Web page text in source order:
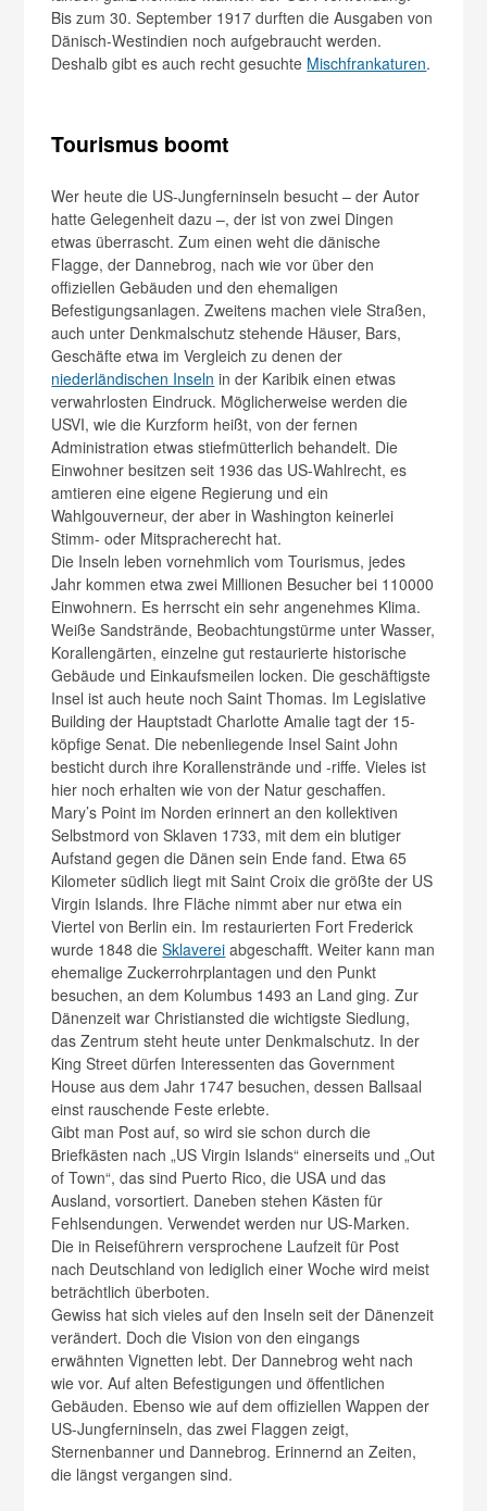
Bis zum 30. September 1917 durften die Ausgaben von
Dänisch-Westindien noch aufgebraucht werden.
Deshalb gibt es auch recht gesuchte Mischfrankaturen.
Tourismus boomt
Wer heute die US-Jungferninseln besucht – der Autor
hatte Gelegenheit dazu –, der ist von zwei Dingen
etwas überrascht. Zum einen weht die dänische
Flagge, der Dannebrog, nach wie vor über den
offiziellen Gebäuden und den ehemaligen
Befestigungsanlagen. Zweitens machen viele Straßen,
auch unter Denkmalschutz stehende Häuser, Bars,
Geschäfte etwa im Vergleich zu denen der
niederländischen Inseln in der Karibik einen etwas
verwahrlosten Eindruck. Möglicherweise werden die
USVI, wie die Kurzform heißt, von der fernen
Administration etwas stiefmütterlich behandelt. Die
Einwohner besitzen seit 1936 das US-Wahlrecht, es
amtieren eine eigene Regierung und ein
Wahlgouverneur, der aber in Washington keinerlei
Stimm- oder Mitspracherecht hat.
Die Inseln leben vornehmlich vom Tourismus, jedes
Jahr kommen etwa zwei Millionen Besucher bei 110000
Einwohnern. Es herrscht ein sehr angenehmes Klima.
Weiße Sandstrände, Beobachtungstürme unter Wasser,
Korallengärten, einzelne gut restaurierte historische
Gebäude und Einkaufsmeilen locken. Die geschäftigste
Insel ist auch heute noch Saint Thomas. Im Legislative
Building der Hauptstadt Charlotte Amalie tagt der 15-
köpfige Senat. Die nebenliegende Insel Saint John
besticht durch ihre Korallenstrände und -riffe. Vieles ist
hier noch erhalten wie von der Natur geschaffen.
Mary’s Point im Norden erinnert an den kollektiven
Selbstmord von Sklaven 1733, mit dem ein blutiger
Aufstand gegen die Dänen sein Ende fand. Etwa 65
Kilometer südlich liegt mit Saint Croix die größte der US
Virgin Islands. Ihre Fläche nimmt aber nur etwa ein
Viertel von Berlin ein. Im restaurierten Fort Frederick
wurde 1848 dieSklaverei abgeschafft. Weiter kann man
ehemalige Zuckerrohrplantagen und den Punkt
besuchen, an dem Kolumbus 1493 an Land ging. Zur
Dänenzeit war Christiansted die wichtigste Siedlung,
das Zentrum steht heute unter Denkmalschutz. In der
King Street dürfen Interessenten das Government
House aus dem Jahr 1747 besuchen, dessen Ballsaal
einst rauschende Feste erlebte.
Gibt man Post auf, so wird sie schon durch die
Briefkästen nach „US Virgin Islands“ einerseits und „Out
of Town“, das sind Puerto Rico, die USA und das
Ausland, vorsortiert. Daneben stehen Kästen für
Fehlsendungen. Verwendet werden nur US-Marken.
Die in Reiseführern versprochene Laufzeit für Post
nach Deutschland von lediglich einer Woche wird meist
beträchtlich überboten.
Gewiss hat sich vieles auf den Inseln seit der Dänenzeit
verändert. Doch die Vision von den eingangs
erwähnten Vig­netten lebt. Der Dannebrog weht nach
wie vor. Auf alten Befestigungen und öffentlichen
Gebäuden. Ebenso wie auf dem offiziellen Wappen der
US-Jungferninseln, das zwei Flaggen zeigt,
Sternenbanner und Dannebrog. Erinnernd an Zeiten,
die längst vergangen sind.